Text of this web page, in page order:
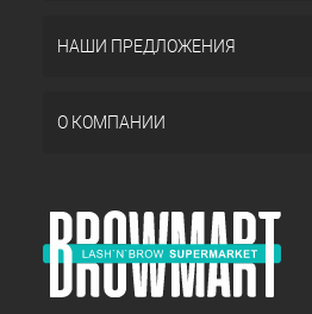
НАШИ ПРЕДЛОЖЕНИЯ
О КОМПАНИИ